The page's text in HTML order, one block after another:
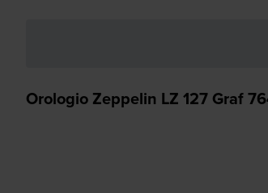
Orologio Zeppelin LZ 127 Graf